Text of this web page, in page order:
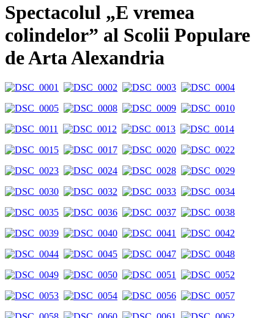
Spectacolul „E vremea
colindelor” al Scolii Populare
de Arta Alexandria